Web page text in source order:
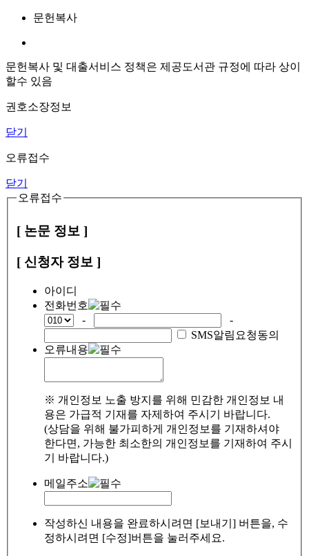
문헌복사
문헌복사 및 대출서비스 정책은 제공도서관 규정에 따라 상이
할수 있음
권호소장정보
닫기
오류접수
닫기
오류접수
[ 논문 정보 ]
[ 신청자 정보 ]
아이디
전화번호
-
-
SMS알림요청동의
오류내용
※ 개인정보 노출 방지를 위해 민감한 개인정보 내
용은 가급적 기재를 자제하여 주시기 바랍니다.
(상담을 위해 불가피하게 개인정보를 기재하셔야
한다면, 가능한 최소한의 개인정보를 기재하여 주시
기 바랍니다.)
메일주소
작성하신 내용을 완료하시려면 [보내기] 버튼을, 수
정하시려면 [수정]버튼을 눌러주세요.